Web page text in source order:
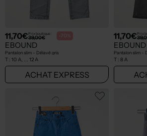
11,70€Prix boutique :
39,00€ -70%
EBOUND
Pantalon slim - Délavé gris
T : 10 A, ... 12 A
ACHAT EXPRESS
11,70€Prix
EBOUND
Pantalon slim -
T : 8 A